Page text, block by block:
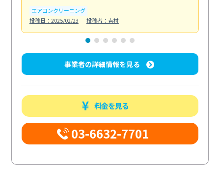
エアコンクリーニング
投稿日：2025/02/23
投稿者：吉村
事業者の詳細情報を見る
料金を見る
03-6632-7701